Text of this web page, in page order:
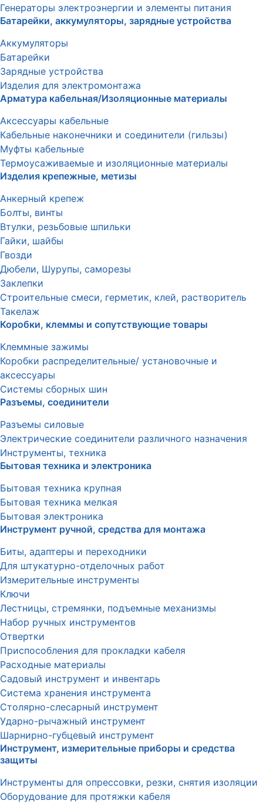
Генераторы электроэнергии и элементы питания
Батарейки, аккумуляторы, зарядные устройства
Аккумуляторы
Батарейки
Зарядные устройства
Изделия для электромонтажа
Арматура кабельная/Изоляционные материалы
Аксессуары кабельные
Кабельные наконечники и соединители (гильзы)
Муфты кабельные
Термоусаживаемые и изоляционные материалы
Изделия крепежные, метизы
Анкерный крепеж
Болты, винты
Втулки, резьбовые шпильки
Гайки, шайбы
Гвозди
Дюбели, Шурупы, саморезы
Заклепки
Строительные смеси, герметик, клей, растворитель
Такелаж
Коробки, клеммы и сопутствующие товары
Клеммные зажимы
Коробки распределительные/ установочные и
аксессуары
Системы сборных шин
Разъемы, соединители
Разъемы силовые
Электрические соединители различного назначения
Инструменты, техника
Бытовая техника и электроника
Бытовая техника крупная
Бытовая техника мелкая
Бытовая электроника
Инструмент ручной, средства для монтажа
Биты, адаптеры и переходники
Для штукатурно-отделочных работ
Измерительные инструменты
Ключи
Лестницы, стремянки, подъемные механизмы
Набор ручных инструментов
Отвертки
Приспособления для прокладки кабеля
Расходные материалы
Садовый инструмент и инвентарь
Система хранения инструмента
Столярно-слесарный инструмент
Ударно-рычажный инструмент
Шарнирно-губцевый инструмент
Инструмент, измерительные приборы и средства
защиты
Инструменты для опрессовки, резки, снятия изоляции
Оборудование для протяжки кабеля